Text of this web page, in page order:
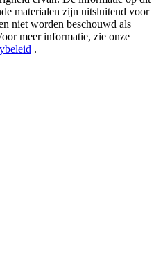
Rewards
materialen zijn uitsluitend voor
niet worden beschouwd als
meer informatie, zie onze
.